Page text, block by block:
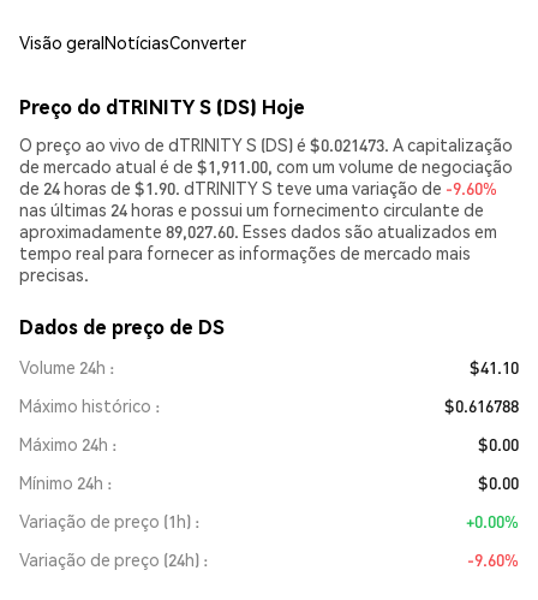
Visão geralNotíciasConverter
Preço do dTRINITY S (DS) Hoje
O preço ao vivo de dTRINITY S (DS) é $0.021473. A capitalização
de mercado atual é de $1,911.00, com um volume de negociação
de 24 horas de $1.90. dTRINITY S teve uma variação de -9.60%
nas últimas 24 horas e possui um fornecimento circulante de
aproximadamente 89,027.60. Esses dados são atualizados em
tempo real para fornecer as informações de mercado mais
precisas.
Dados de preço de DS
Volume 24h
$41.10
Máximo histórico
$0.616788
Máximo 24h
$0.00
Mínimo 24h
$0.00
Variação de preço (1h)
+0.00%
Variação de preço (24h)
-9.60%